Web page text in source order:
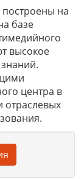
на
базе
высокое
центра в
отраслевых